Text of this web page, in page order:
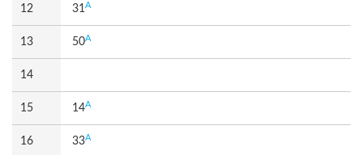
12 31A
13 50A
14
15 14A
16 33A